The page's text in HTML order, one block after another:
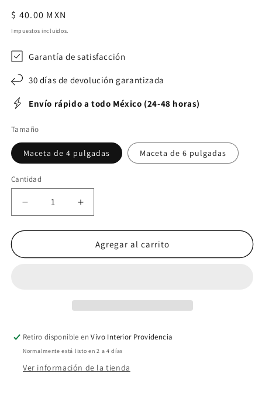
una
ventana
modal
Precio
habitual
$ 40.00 MXN
Impuestos incluidos.
Garantía de satisfacción
30 días de devolución garantizada
Envío rápido a todo México (24-48 horas)
Tamaño
Maceta de 4 pulgadas Maceta de 6 pulgadas
Cantidad
Cantidad
Reducir
cantidad
para
Pulidonis
Aumentar
cantidad
para
Echeveria
Pulidonis
Agregar al carrito
Retiro disponible enVivo Interior Providencia
Normalmente está listo en 2 a 4 días
Ver información de la tienda